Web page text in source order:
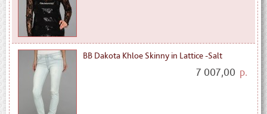
BB Dakota Khloe Skinny in Lattice -Salt
7 007,00 р.